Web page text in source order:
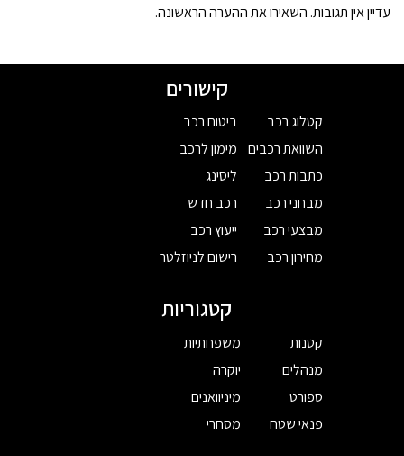
עדיין אין תגובות. השאירו את ההערה הראשונה.
קישורים
קטלוג רכב
השוואת רכבים
כתבות רכב
מבחני רכב
מבצעי רכב
מחירון רכב
ביטוח רכב
מימון לרכב
ליסינג
רכב חדש
ייעוץ רכב
רישום לניוזלטר
קטגוריות
קטנות
מנהלים
ספורט
פנאי שטח
משפחתיות
יוקרה
מיניוואנים
מסחרי